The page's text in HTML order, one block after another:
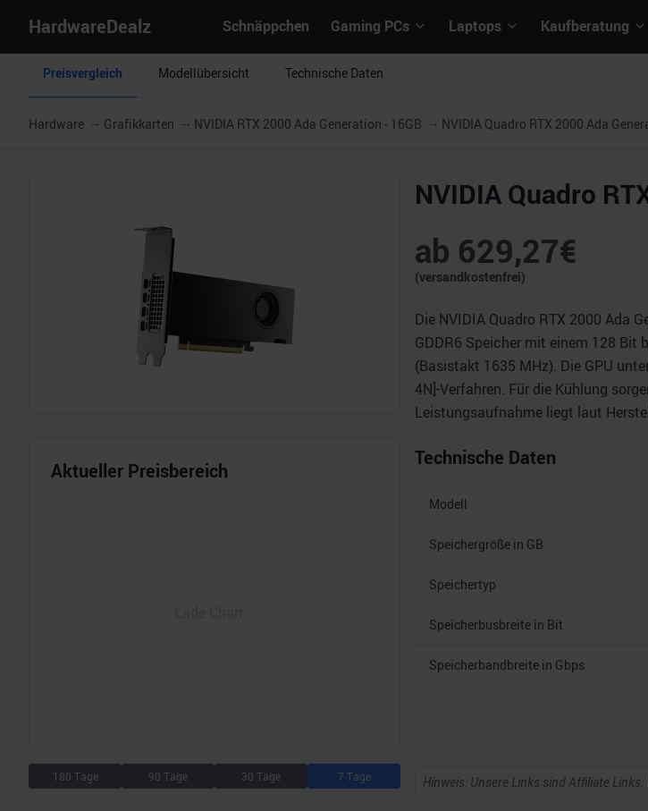
HardwareDealz Schnäppchen Gaming PCs Laptops Kaufberatung
Preisvergleich Modellübersicht Technische Daten
Hardware Grafikkarten NVIDIA RTX 2000 Ada Generation - 16GB NVIDIA Quadro RTX 2000 Ada
Aktueller Preisbereich
180 Tage 90 Tage 30 Tage 7 Tage
NVIDIA Quadro
ab 629,27€
(versandkostenfrei)
Die NVIDIA Quadro RTX 2000 Ada
GDDR6 Speicher mit einem 128 Bit
(Basistakt 1635 MHz). Die GPU
4N]-Verfahren. Für die Kühlung
Leistungsaufnahme liegt laut
Technische Daten
Modell
Speichergröße in GB
Speichertyp
Speicherbusbreite in Bit
Speicherbandbreite in Gbps
Hinweis: Unsere Links sind Affiliate